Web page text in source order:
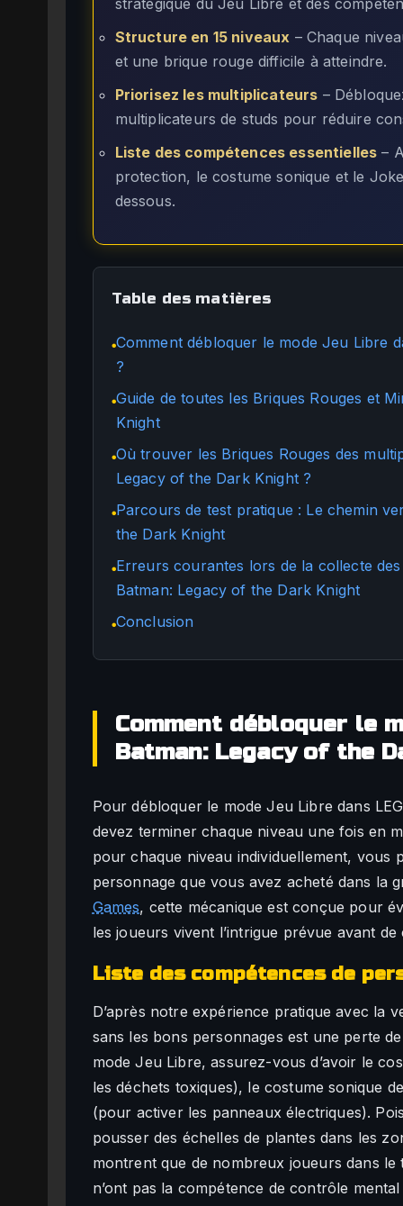
stratégique du Jeu Libre et des
Structure en 15 niveaux – Chaque
et une brique rouge difficile à atteindre.
Priorisez les multiplicateurs –
multiplicateurs de studs pour réduire
Liste des compétences essentielles –
protection, le costume sonique et le
dessous.
Table des matières
●Comment débloquer le mode Jeu Libre
?
●Guide de toutes les Briques Rouges et
Knight
●Où trouver les Briques Rouges des
Legacy of the Dark Knight ?
●Parcours de test pratique : Le chemin
the Dark Knight
●Erreurs courantes lors de la collecte
Batman: Legacy of the Dark Knight
●Conclusion
Comment débloquer le
Batman: Legacy of the
Pour débloquer le mode Jeu Libre dans
devez terminer chaque niveau une fois en
pour chaque niveau individuellement, vous
personnage que vous avez acheté dans la
Games, cette mécanique est conçue pour
les joueurs vivent l’intrigue prévue avant
Liste des compétences de
D’après notre expérience pratique avec la
sans les bons personnages est une perte
mode Jeu Libre, assurez-vous d’avoir le
les déchets toxiques), le costume sonique
(pour activer les panneaux électriques).
pousser des échelles de plantes dans les
montrent que de nombreux joueurs dans
n’ont pas la compétence de contrôle